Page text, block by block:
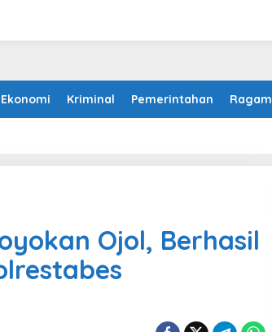
Ekonomi Kriminal Pemerintahan Ragam
Ojol, Berhasil